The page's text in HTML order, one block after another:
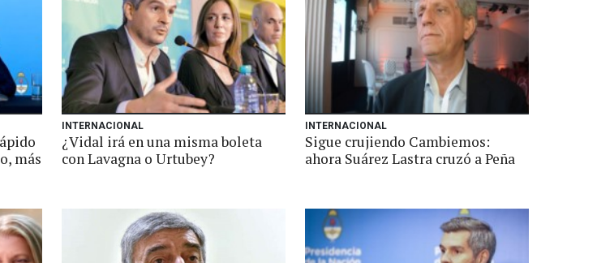
más
INTERNACIONAL
¿Vidal irá en una misma boleta
con Lavagna o Urtubey?
INTERNACIONAL
Sigue crujiendo Cambiemos:
ahora Suárez Lastra cruzó a Peña